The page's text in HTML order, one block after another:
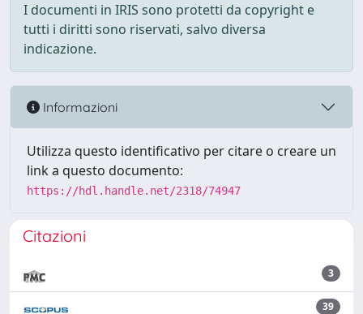
I documenti in IRIS sono protetti da copyright e
tutti i diritti sono riservati, salvo diversa
indicazione.
Informazioni
Utilizza questo identificativo per citare o creare un
link a questo documento:
https://hdl.handle.net/2318/74947
Citazioni
3
39